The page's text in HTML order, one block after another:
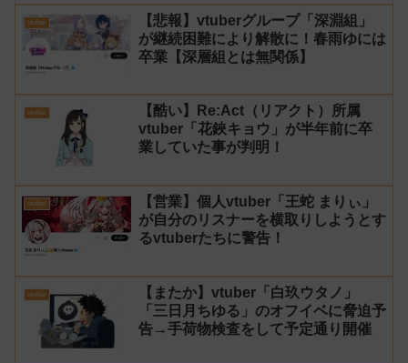
vtuber
【悲報】vtuberグループ「深淵組」
が継続困難により解散に！春雨ゆには
卒業【深層組とは無関係】
vtuber
【酷い】Re:Act（リアクト）所属
vtuber「花鋏キョウ」が半年前に卒
業していた事が判明！
vtuber
【営業】個人vtuber「王蛇 まりぃ」
が自分のリスナーを横取りしようとす
るvtuberたちに警告！
vtuber
【またか】vtuber「白玖ウタノ」
「三日月ちゆる」のオフイベに脅迫予
告→手荷物検査をして予定通り開催